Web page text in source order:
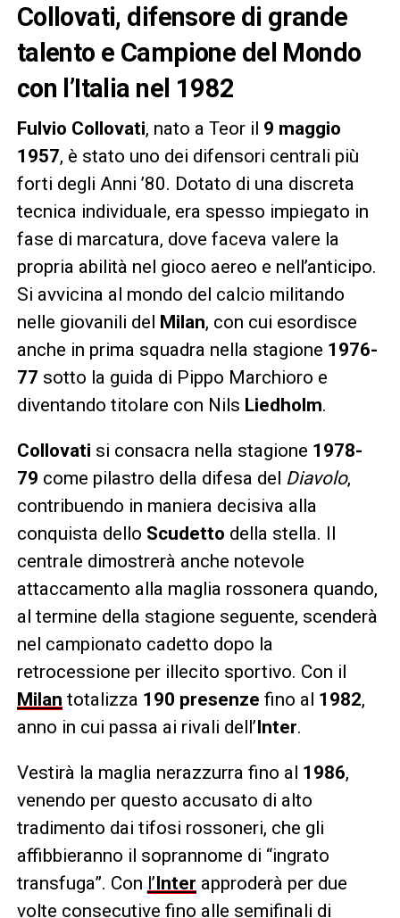
Collovati, difensore di grande
talento e Campione del Mondo
con l’Italia nel 1982
Fulvio Collovati, nato a Teor il 9 maggio
1957, è stato uno dei difensori centrali più
forti degli Anni ’80. Dotato di una discreta
tecnica individuale, era spesso impiegato in
fase di marcatura, dove faceva valere la
propria abilità nel gioco aereo e nell’anticipo.
Si avvicina al mondo del calcio militando
nelle giovanili del Milan, con cui esordisce
anche in prima squadra nella stagione 1976-
77 sotto la guida di Pippo Marchioro e
diventando titolare con Nils Liedholm.
Collovati si consacra nella stagione 1978-
79 come pilastro della difesa del Diavolo,
contribuendo in maniera decisiva alla
conquista dello Scudetto della stella. Il
centrale dimostrerà anche notevole
attaccamento alla maglia rossonera quando,
al termine della stagione seguente, scenderà
nel campionato cadetto dopo la
retrocessione per illecito sportivo. Con il
Milan totalizza 190 presenze fino al 1982,
anno in cui passa ai rivali dell’Inter.
Vestirà la maglia nerazzurra fino al 1986,
venendo per questo accusato di alto
tradimento dai tifosi rossoneri, che gli
affibbieranno il soprannome di “ingrato
transfuga”. Con l’Inter approderà per due
volte consecutive fino alle semifinali di